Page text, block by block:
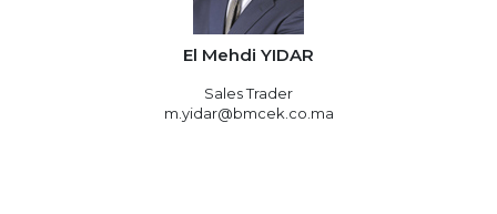
El Mehdi YIDAR
Sales Trader
m.yidar@bmcek.co.ma